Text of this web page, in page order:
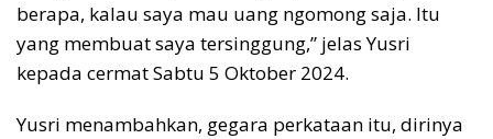
berapa, kalau saya mau uang ngomong saja. Itu
yang membuat saya tersinggung,” jelas Yusri
kepada cermat Sabtu 5 Oktober 2024.
Yusri menambahkan, gegara perkataan itu, dirinya